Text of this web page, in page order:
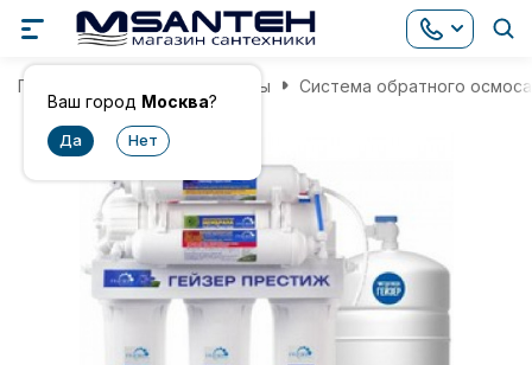
Ваш город Москва?
Главная Фильтры для воды Система обратного